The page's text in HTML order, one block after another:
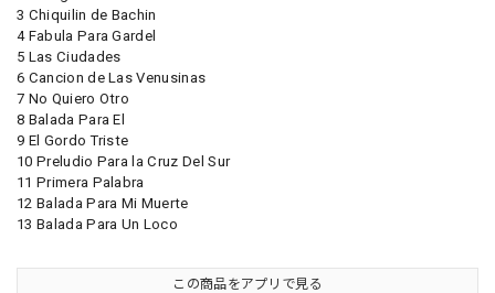
3 Chiquilin de Bachin
4 Fabula Para Gardel
5 Las Ciudades
6 Cancion de Las Venusinas
7 No Quiero Otro
8 Balada Para El
9 El Gordo Triste
10 Preludio Para la Cruz Del Sur
11 Primera Palabra
12 Balada Para Mi Muerte
13 Balada Para Un Loco
この商品をアプリで見る